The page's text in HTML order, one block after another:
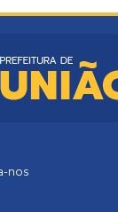
nos